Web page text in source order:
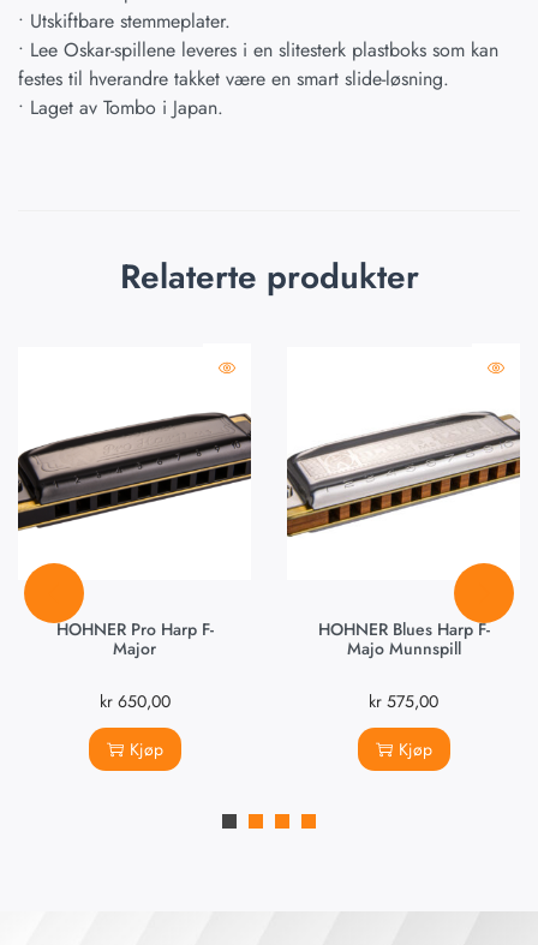
• Utskiftbare stemmeplater.
• Lee Oskar-spillene leveres i en slitesterk plastboks som kan
festes til hverandre takket være en smart slide-løsning.
• Laget av Tombo i Japan.
Relaterte produkter
HOHNER Pro Harp F-
Major
kr650,00
Kjøp
HOHNER Blues Harp F-
Majo Munnspill
kr 575,00
Kjøp